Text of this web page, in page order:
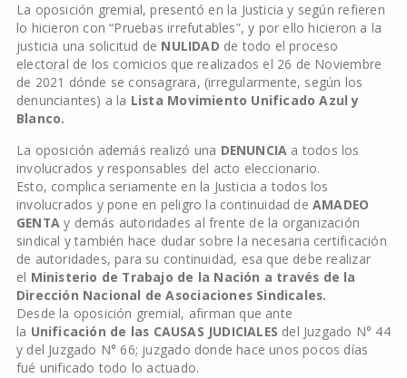
La oposición gremial, presentó en la Justicia y según refieren
lo hicieron con “Pruebas irrefutables”, y por ello hicieron a la
justicia una solicitud de NULIDAD de todo el proceso
electoral de los comicios que realizados el 26 de Noviembre
de 2021 dónde se consagrara, (irregularmente, según los
denunciantes) a la Lista Movimiento Unificado Azul y
Blanco.
La oposición además realizó una DENUNCIA a todos los
involucrados y responsables del acto eleccionario.
Esto, complica seriamente en la Justicia a todos los
involucrados y pone en peligro la continuidad deAMADEO
GENTAy demás autoridades al frente de la organización
sindical y también hace dudar sobre la necesaria certificación
de autoridades, para su continuidad, esa que debe realizar
el Ministerio de Trabajo de la Nación a través de la
Dirección Nacional de Asociaciones Sindicales.
Desde la oposición gremial, afirman que ante
la Unificación de las CAUSAS JUDICIALES del Juzgado N° 44
y del Juzgado N° 66; juzgado donde hace unos pocos días
fué unificado todo lo actuado.